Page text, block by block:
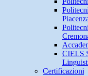
CIELS
Certificazioni